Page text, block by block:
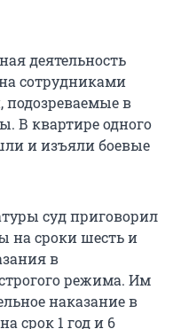
деятельность
сотрудниками
подозреваемые в
В квартире одного
и изъяли боевые
суд приговорил
на сроки шесть и
в
режима. Им
наказание в
срок 1 год и 6